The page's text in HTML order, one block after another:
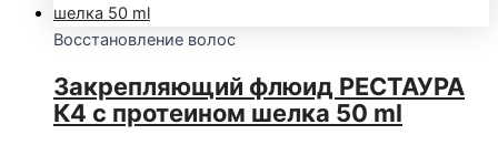
Восстановление волос
Закрепляющий флюид РЕСТАУРА
К4 с протеином шелка 50 ml